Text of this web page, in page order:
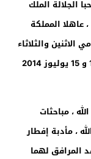
الجلالة الملك
عاهلا المملكة
الاثنين والثلاثاء
16 و 17 رمضان المبارك 1435 هـ الموافق لـ14 و 15 يوليوز 2014
، مباحثات
، مأدبة إفطار
المرافق لهما